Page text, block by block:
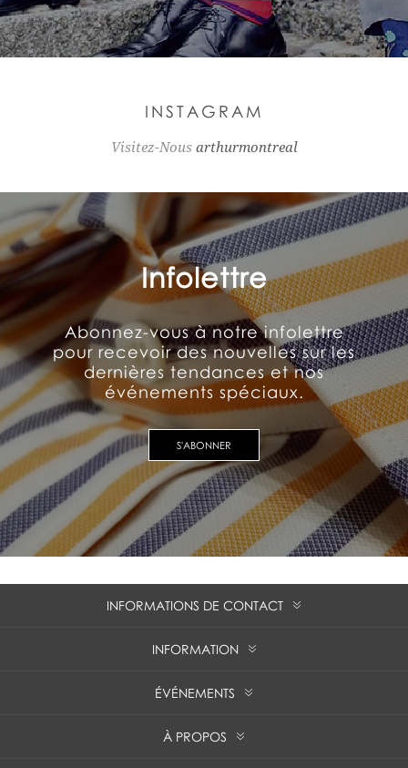
INSTAGRAM
Visitez-Nous arthurmontreal
Infolettre
Abonnez-vous à notre infolettre
pour recevoir des nouvelles sur les
dernières tendances et nos
événements spéciaux.
S'ABONNER
INFORMATIONS DE CONTACT
INFORMATION
ÉVÉNEMENTS
À PROPOS